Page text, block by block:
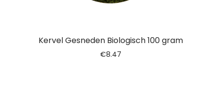
Kervel Gesneden Biologisch 100 gram
€8.47